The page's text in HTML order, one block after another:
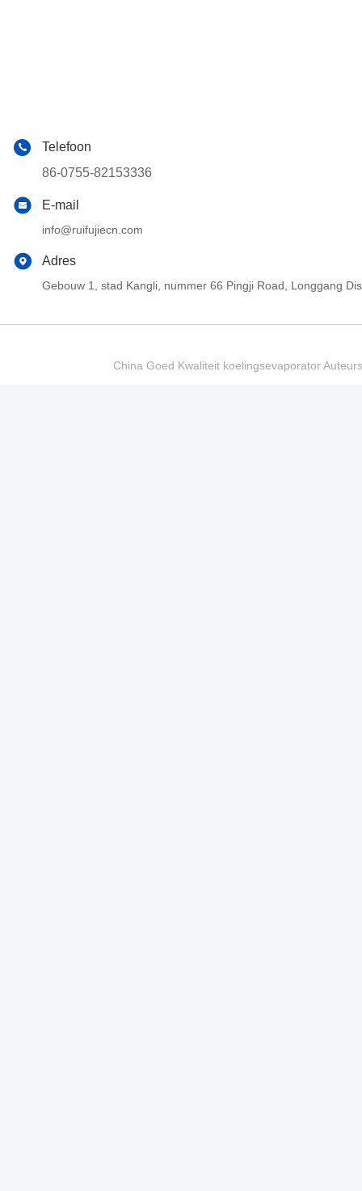
Telefoon
86-0755-82153336
E-mail
info@ruifujiecn.com
Adres
Gebouw 1, stad Kangli, nummer 66 Pingji Road, Longgang
China Goed Kwaliteit koelingsevaporator